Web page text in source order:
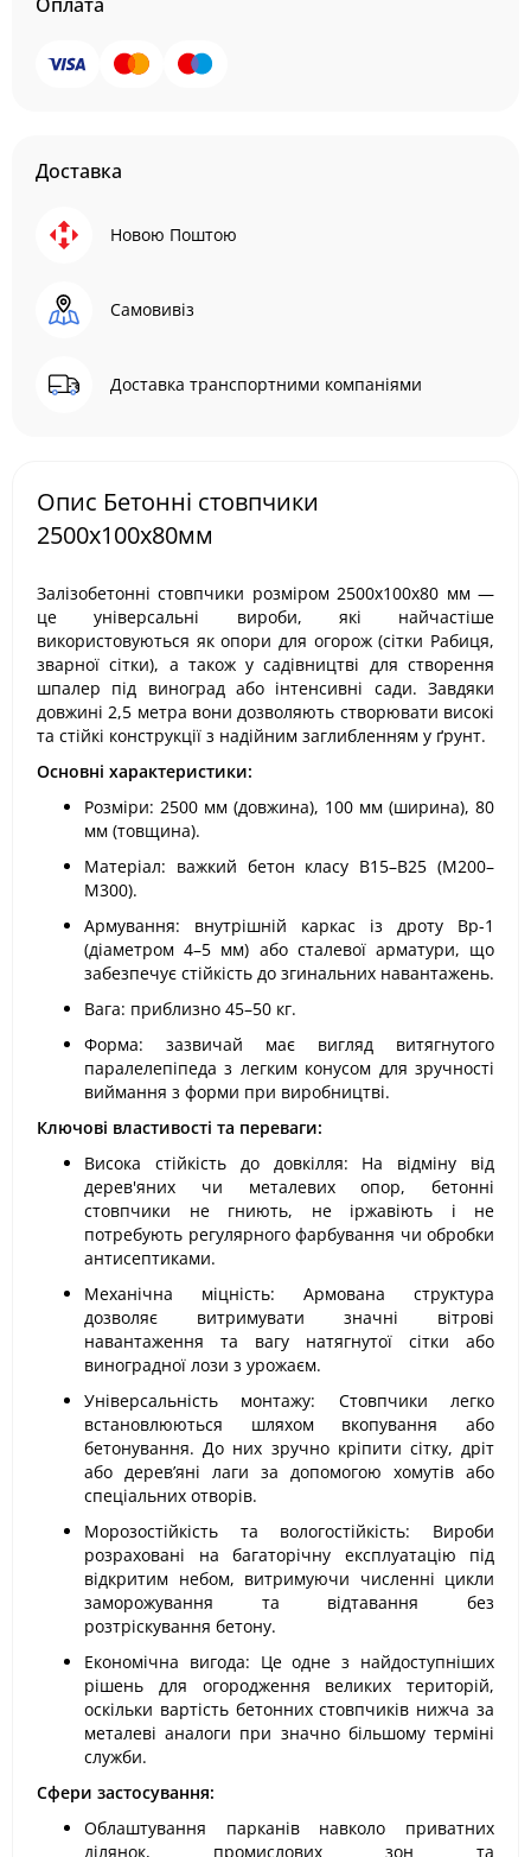
Доставка
Новою Поштою
Самовивіз
Доставка транспортними компаніями
Опис Бетонні стовпчики
2500х100х80мм
Залізобетонні стовпчики розміром 2500х100х80 мм —
це універсальні вироби, які найчастіше
використовуються як опори для огорож (сітки Рабиця,
зварної сітки), а також у садівництві для створення
шпалер під виноград або інтенсивні сади. Завдяки
довжині 2,5 метра вони дозволяють створювати високі
та стійкі конструкції з надійним заглибленням у ґрунт.
Основні характеристики:
Розміри: 2500 мм (довжина), 100 мм (ширина), 80
мм (товщина).
Матеріал: важкий бетон класу В15–В25 (М200–
М300).
Армування: внутрішній каркас із дроту Вр-1
(діаметром 4–5 мм) або сталевої арматури, що
забезпечує стійкість до згинальних навантажень.
Вага: приблизно 45–50 кг.
Форма: зазвичай має вигляд витягнутого
паралелепіпеда з легким конусом для зручності
виймання з форми при виробництві.
Ключові властивості та переваги:
Висока стійкість до довкілля: На відміну від
дерев'яних чи металевих опор, бетонні
стовпчики не гниють, не іржавіють і не
потребують регулярного фарбування чи обробки
антисептиками.
Механічна міцність: Армована структура
дозволяє витримувати значні вітрові
навантаження та вагу натягнутої сітки або
виноградної лози з урожаєм.
Універсальність монтажу: Стовпчики легко
встановлюються шляхом вкопування або
бетонування. До них зручно кріпити сітку, дріт
або дерев’яні лаги за допомогою хомутів або
спеціальних отворів.
Морозостійкість та вологостійкість: Вироби
розраховані на багаторічну експлуатацію під
відкритим небом, витримуючи численні цикли
заморожування та відтавання без
розтріскування бетону.
Економічна вигода: Це одне з найдоступніших
рішень для огородження великих територій,
оскільки вартість бетонних стовпчиків нижча за
металеві аналоги при значно більшому терміні
служби.
Сфери застосування:
Облаштування парканів навколо приватних
ділянок, промислових зон та